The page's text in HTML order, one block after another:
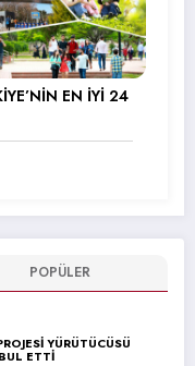
POPÜLER
YÜRÜTÜCÜSÜ
ETTİ
EN İYİ 24